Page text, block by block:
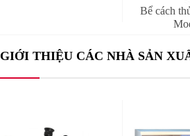
Bể cách
GIỚI THIỆU CÁC NHÀ SẢN